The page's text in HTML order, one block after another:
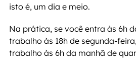
isto é, um dia e meio.
Na prática, se você entra às 6h
trabalho às 18h de segunda-
trabalho às 6h da manhã de